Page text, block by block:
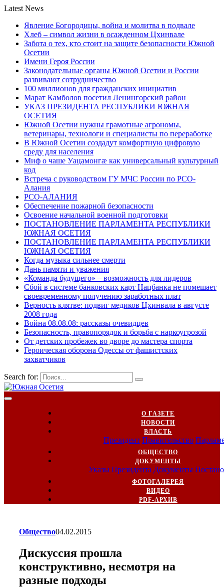
Latest News
Явление Богородицы, война и молитва в подвале
Хлеб – символ жизни в осажденном Цхинвале
Забота о тех, кто стоит на защите безопасности Южной
Осетии
Имени Героя России
Законодательные органы Южной Осетии и России
развивают сотрудничество
100 миллионов для гражданских инициатив
Марат Камболов посетил Ленингорский район
УКАЗ ПРЕЗИДЕНТА РЕСПУБЛИКИ ЮЖНАЯ
ОСЕТИЯ
Южной Осетии нужны грамотные агрономы,
ветеринары, технологи и специалисты по переработке
В Южной Осетии создадут комфортную цифровую
среду для населения
Миф о чаше Уацамонгæ как универсальный культурный
код
Встреча с руководством ГУ МЧС России по РСО-
Алания
РСО-АЛАНИЯ
Обеспечение пожарной безопасности
Освоение начальной военной подготовки
ПОСТАНОВЛЕНИЕ ПАРЛАМЕНТА РЕСПУБЛИКИ
ЮЖНАЯ ОСЕТИЯ
ПОСТАНОВЛЕНИЕ ПАРЛАМЕНТА РЕСПУБЛИКИ
ЮЖНАЯ ОСЕТИЯ
Когда музыка сильнее смерти
Дань памяти и уважения
«Команда будущего» – возможность для лидеров
Сбой в системе банковских карт Нацбанка не помешает
своевременному получению заработных плат
Верность клятве: подвиг медиков Цхинвала в августе
2008 года
Война 08.08.08: рассказы очевидцев
Безопасность, правопорядок и борьба с наркоугрозой
От детских пробежек во дворе до мастера спорта
Героическая оборона Одессы от фашистских
захватчиков
Search for:
О ГАЗЕТЕ
НОВОСТИ
ВЛАСТЬ
Президент Правительство
ОБЩЕСТВО
ДОКУМЕНТЫ
Указы Президента Документы
ФОТОГАЛЕРЕЯ
ВИДЕО
PDF-АРХИВ
Общество04.02.2015
Дискуссия прошла
конструктивно, несмотря на
разные подходы